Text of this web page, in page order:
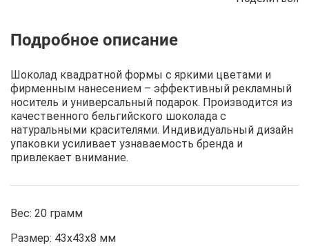
Описание Отзывы Рецепты
Шоколад квадратной формы с яркими цветами и
фирменным нанесением – эффективный рекламный
носитель и универсальный подарок. Производится из
качественного бельгийского шоколада с
натуральными красителями. Индивидуальный дизайн
упаковки усиливает узнаваемость бренда и
привлекает внимание.
Вес: 20 грамм
Размер: 43х43х8 мм